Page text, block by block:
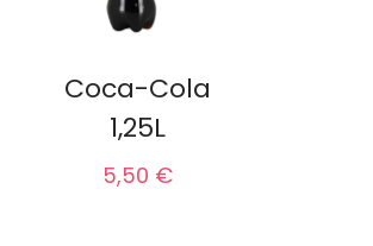
Coca-Cola
1,25L
5,50 €